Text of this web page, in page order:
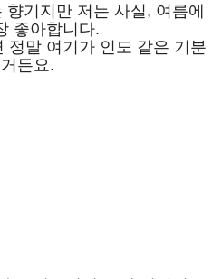
기지만 저는 사실, 여름에
좋아합니다.
정말 여기가 인도 같은 기분
든요.